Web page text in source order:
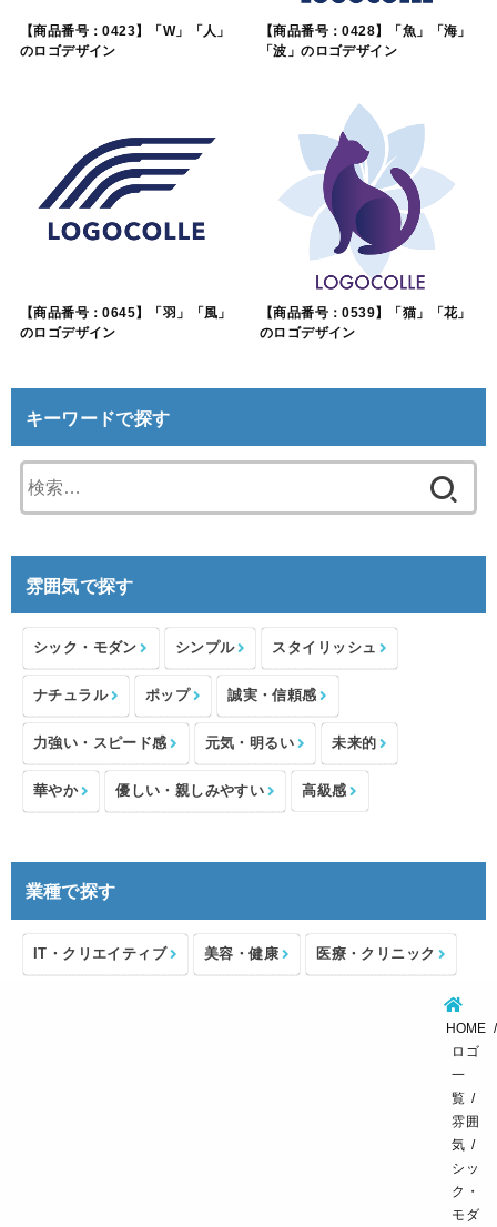
【商品番号：0423】「W」「人」
のロゴデザイン
【商品番号：0428】「魚」「海」
「波」のロゴデザイン
【商品番号：0645】「羽」「風」
のロゴデザイン
【商品番号：0539】「猫」「花」
のロゴデザイン
キーワードで探す
索:
雰囲気で探す
シック・モダン シンプル スタイリッシュ
ナチュラル ポップ 誠実・信頼感
力強い・スピード感 元気・明るい 未来的
華やか 優しい・親しみやすい 高級感
業種で探す
IT・クリエイティブ 美容・健康 医療・クリニック
HOME
ロゴ
一
覧
雰囲
気
シッ
ク・
モダ